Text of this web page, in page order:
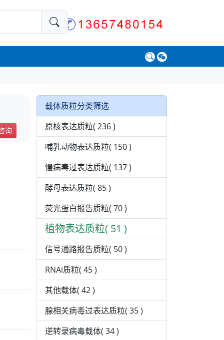
询
载体质粒分类筛选
原核表达质粒( 236 )
哺乳动物表达质粒( 150 )
慢病毒过表达质粒( 137 )
酵母表达质粒( 85 )
荧光蛋白报告质粒( 70 )
植物表达质粒( 51 )
信号通路报告质粒( 50 )
RNAi质粒( 45 )
其他载体( 42 )
腺相关病毒过表达质粒( 35 )
逆转录病毒载体( 34 )